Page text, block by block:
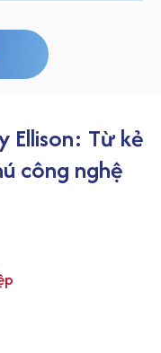
Ellison: Từ kẻ
công nghệ